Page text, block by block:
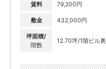
賃料 79,200円
敷金 432,000円
坪面積/
階数
12.70坪/1階ビル奥